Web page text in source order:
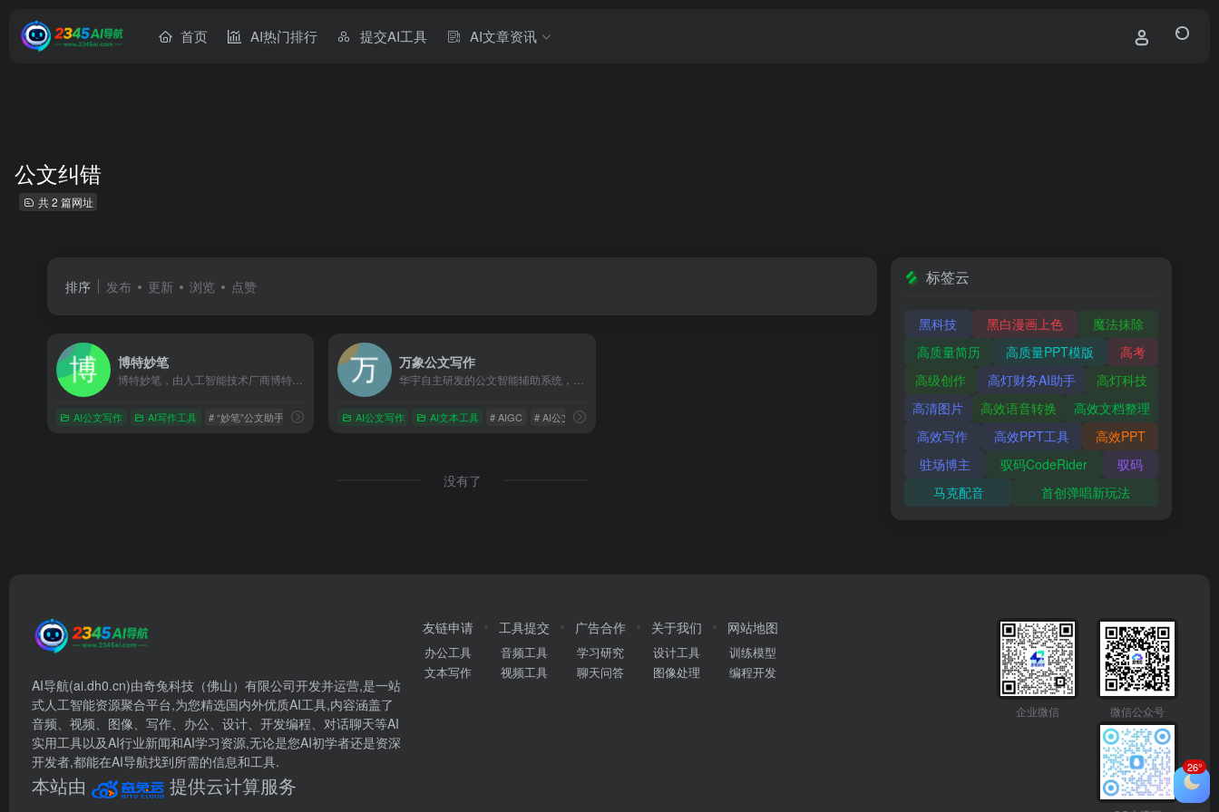
首页 AI热门排行 提交AI工具 AI文章资讯
公文纠错
共 2 篇网址
排序 发布 更新 浏览 点赞
博特妙笔
AI公文写作 AI写作工具 # “妙笔”公文助手 # AI公文写作 # 公文写作AI工具
万象公文写作
AI公文写作 AI文本工具 # AIGC # AI公文写作
没有了
标签云
黑科技 黑白漫画上色
魔法抹除
高质量简历
高质量PPT模版
高考
高级创作
高灯财务AI助手
高灯科技
高清图片
高效语音转换
高效文档整理
高效写作
高效PPT工具
高效PPT
驻场博主
驭码CodeRider
驭码
马克配音
首创弹唱新玩法
AI导航(ai.dh0.cn)由奇兔科技（佛山）有限公司开发并运营,是一站
式人工智能资源聚合平台,为您精选国内外优质AI工具,内容涵盖了
音频、视频、图像、写作、办公、设计、开发编程、对话聊天等AI
实用工具以及AI行业新闻和AI学习资源,无论是您AI初学者还是资深
开发者,都能在AI导航找到所需的信息和工具.
本站由 提供云计算服务
友链申请
办公工具
文本写作
工具提交
音频工具
视频工具
广告合作
学习研究
聊天问答
关于我们
设计工具
图像处理
网站地图
训练模型
编程开发
企业微信 微信公众号
26°